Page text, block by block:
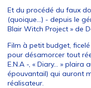
Et du procédé du faux
(quoique…) - depuis le
Blair Witch Project » de
Film à petit budget,
pour désamorcer tout
E.N.A -, « Diary… »
épouvantail) qui auront
réalisateur.